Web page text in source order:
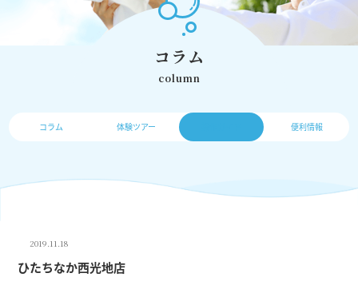
コラム
column
コラム 体験ツアー 便利情報
2019.11.18
ひたちなか西光地店